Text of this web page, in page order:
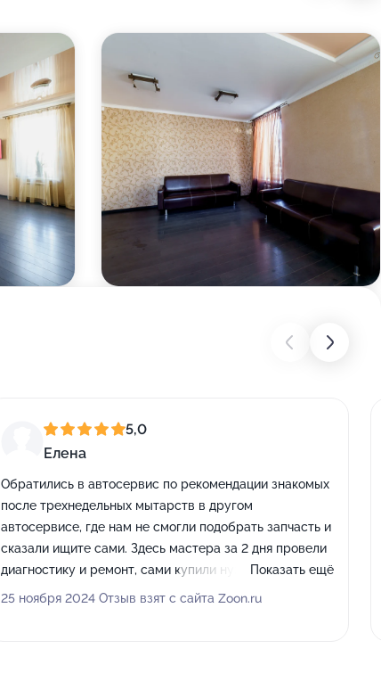
5,0
Елена
Обратились в автосервис по рекомендации знакомых
после трехнедельных мытарств в другом
автосервисе, где нам не смогли подобрать запчасть и
сказали ищите сами. Здесь мастера за 2 дня провели
диагностику и ремонт, сами купили нужную запчасть.
Цена за работу приемлимая. Спасибо огромное
Показать ещё
25 ноября 2024 Отзыв взят с сайта Zoon.ru